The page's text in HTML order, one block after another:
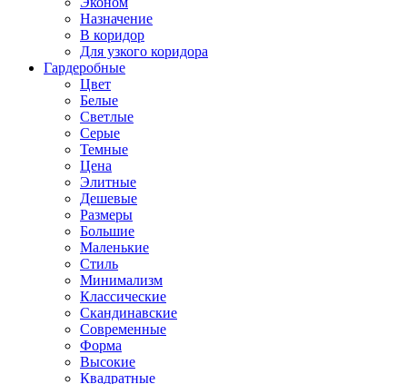
Назначение
В коридор
Для узкого коридора
Гардеробные
Цвет
Белые
Светлые
Серые
Темные
Цена
Элитные
Дешевые
Размеры
Большие
Маленькие
Стиль
Минимализм
Классические
Скандинавские
Современные
Форма
Высокие
Квадратные